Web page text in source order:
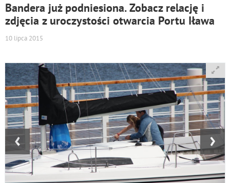
Bandera już podniesiona. Zobacz relację i
zdjęcia z uroczystości otwarcia Portu Iława
10 lipca 2015
‹ ›